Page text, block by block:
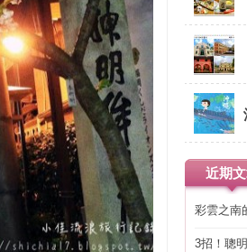
近期
彩雲之南
3招！聰